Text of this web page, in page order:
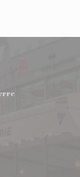
((在新窗口中打开))